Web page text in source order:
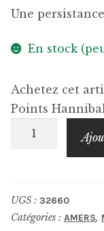
Une
En stock
Achetez cet
Points
quantité
Amer
n°02
UGS : 32660
Catégories : AMERS,